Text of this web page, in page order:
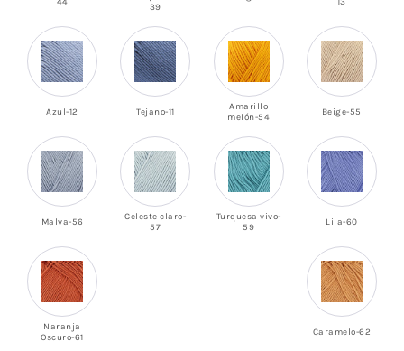
39
Azul-12 Tejano-11
Amarillo
melón-54
Beige-55
Malva-56
Celeste claro-
57
Turquesa vivo-
59
Lila-60
Naranja
Oscuro-61
Caramelo-62